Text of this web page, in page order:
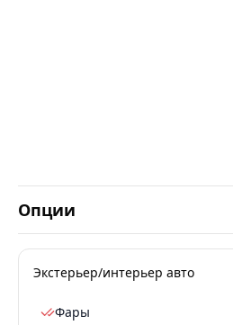
Опции
Экстерьер/интерьер авто
Фары